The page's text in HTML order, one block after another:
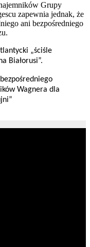
Grupy
zapewnia jednak, że
ani bezpośredniego
„ściśle
Białorusi”.
Wagnera dla